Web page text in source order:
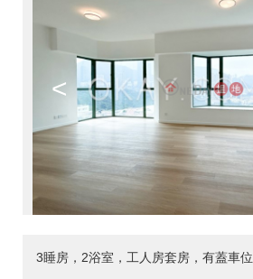
<
3睡房，2浴室，工人房套房，有蓋車位